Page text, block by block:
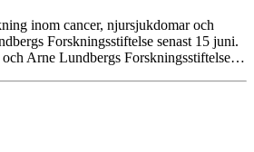
inom cancer, njursjukdomar och
Forskningsstiftelse senast 15 juni.
Arne Lundbergs Forskningsstiftelse…